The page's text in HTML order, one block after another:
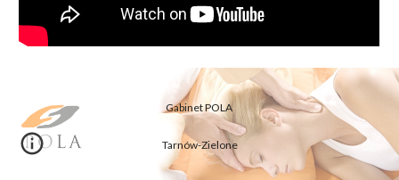
Gabinet POLA
Tarnów-Zielone